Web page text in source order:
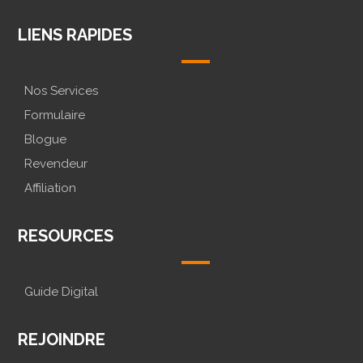
LIENS RAPIDES
Nos Services
Formulaire
Blogue
Revendeur
Affiliation
RESOURCES
Guide Digital
REJOINDRE